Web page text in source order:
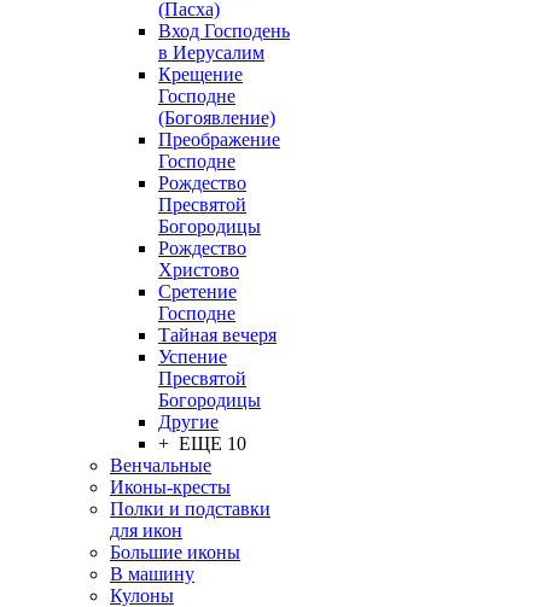
(Пасха)
Вход Господень
в Иерусалим
Крещение
Господне
(Богоявление)
Преображение
Господне
Рождество
Пресвятой
Богородицы
Рождество
Христово
Сретение
Господне
Тайная вечеря
Успение
Пресвятой
Богородицы
Другие
+ ЕЩЕ 10
Венчальные
Иконы-кресты
Полки и подставки
для икон
Большие иконы
В машину
Кулоны